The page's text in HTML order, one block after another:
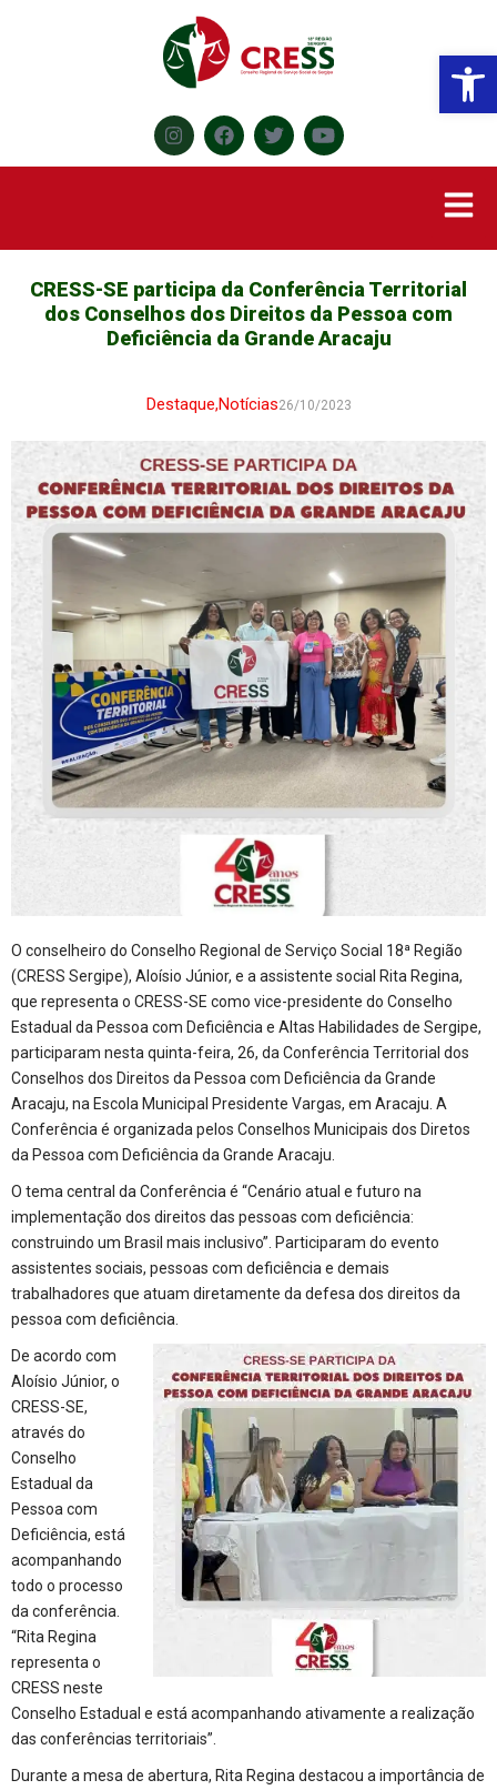
CRESS-SE participa da Conferência Territorial
dos Conselhos dos Direitos da Pessoa com
Deficiência da Grande Aracaju
Destaque,Notícias26/10/2023
O conselheiro do Conselho Regional de Serviço Social 18ª Região
(CRESS Sergipe), Aloísio Júnior, e a assistente social Rita Regina,
que representa o CRESS-SE como vice-presidente do Conselho
Estadual da Pessoa com Deficiência e Altas Habilidades de Sergipe,
participaram nesta quinta-feira, 26, da Conferência Territorial dos
Conselhos dos Direitos da Pessoa com Deficiência da Grande
Aracaju, na Escola Municipal Presidente Vargas, em Aracaju. A
Conferência é organizada pelos Conselhos Municipais dos Diretos
da Pessoa com Deficiência da Grande Aracaju.
O tema central da Conferência é “Cenário atual e futuro na
implementação dos direitos das pessoas com deficiência:
construindo um Brasil mais inclusivo”. Participaram do evento
assistentes sociais, pessoas com deficiência e demais
trabalhadores que atuam diretamente da defesa dos direitos da
pessoa com deficiência.
De acordo com
Aloísio Júnior, o
CRESS-SE,
através do
Conselho
Estadual da
Pessoa com
Deficiência, está
acompanhando
todo o processo
da conferência.
“Rita Regina
representa o
CRESS neste
Conselho Estadual e está acompanhando ativamente a realização
das conferências territoriais”.
Durante a mesa de abertura, Rita Regina destacou a importância de